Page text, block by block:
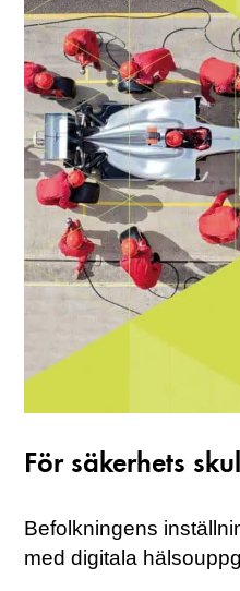
För säkerhets skull
Befolkningens
med digitala